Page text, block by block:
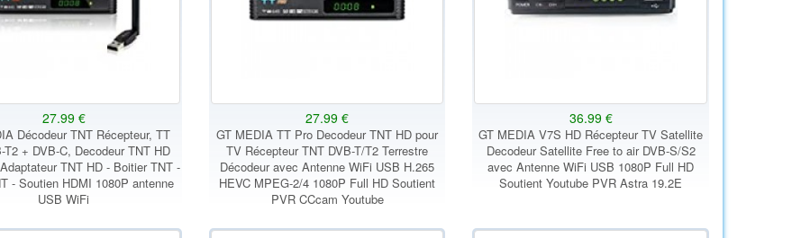
27.99 €
Décodeur TNT Récepteur, TT
T2 + DVB-C, Decodeur TNT HD
TNT HD - Boitier TNT -
- Soutien HDMI 1080P antenne
USB WiFi
27.99 €
GT MEDIA TT Pro Decodeur TNT HD pour
TV Récepteur TNT DVB-T/T2 Terrestre
Décodeur avec Antenne WiFi USB H.265
HEVC MPEG-2/4 1080P Full HD Soutient
PVR CCcam Youtube
36.99 €
GT MEDIA V7S HD Récepteur TV Satellite
Decodeur Satellite Free to air DVB-S/S2
avec Antenne WiFi USB 1080P Full HD
Soutient Youtube PVR Astra 19.2E